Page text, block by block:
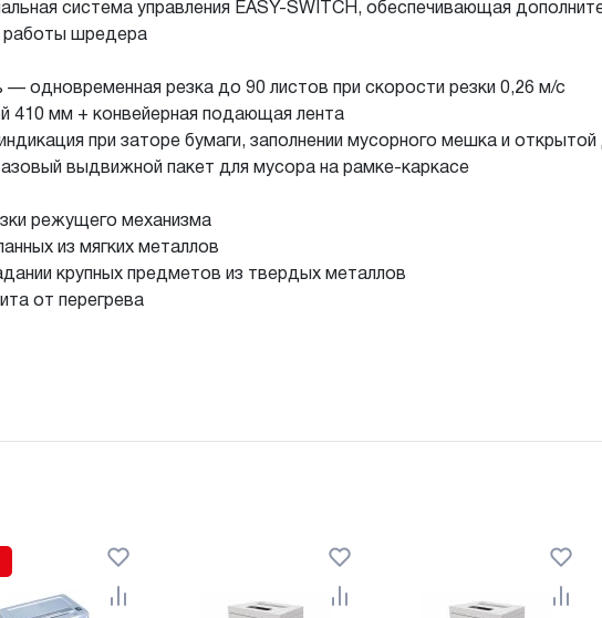
система управления EASY-SWITCH, обеспечивающая
работы шредера
одновременная резка до 90 листов при скорости резки 0,26 м/с
410 мм + конвейерная подающая лента
при заторе бумаги, заполнении мусорного мешка и
выдвижной пакет для мусора на рамке-каркасе
режущего механизма
из мягких металлов
крупных предметов из твердых металлов
от перегрева